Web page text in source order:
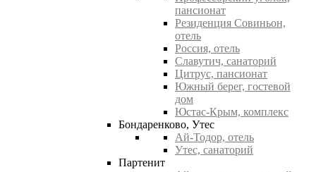
пансионат
Резиденция Совиньон,
отель
Россия, отель
Славутич, санаторий
Цитрус, пансионат
Южный берег, гостевой
дом
Юстас-Крым, комплекс
Бондаренково, Утес
Ай-Тодор, отель
Утес, санаторий
Партенит